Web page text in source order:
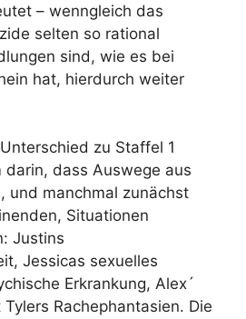
– wenngleich das
selten so rational
sind, wie es bei
hat, hierdurch weiter
zu Staffel 1
dass Auswege aus
und manchmal zunächst
Situationen
Justins
Jessicas sexuelles
Erkrankung, Alex´
Rachephantasien. Die